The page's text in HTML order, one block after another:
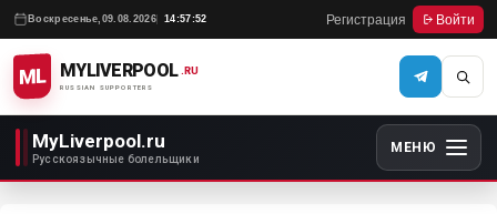
Воскресенье, 09.08.2026 14:57:52 Регистрация Войти
ML MYLIVERPOOL
RUSSIAN SUPPORTERS
.RU
MyLiverpool.ru
Русскоязычные болельщики
МЕНЮ